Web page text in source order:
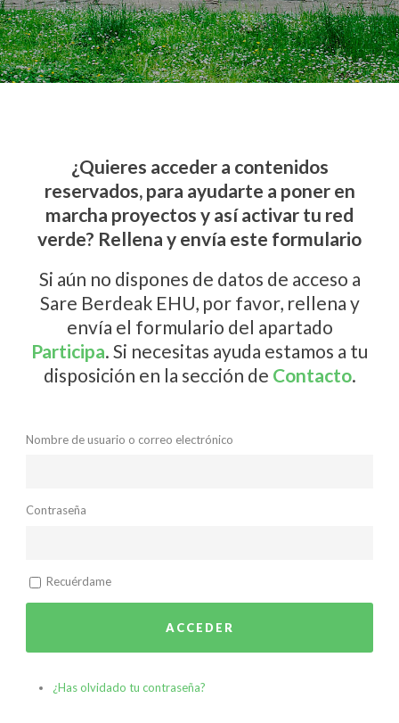
¿Quieres acceder a contenidos
reservados, para ayudarte a poner en
marcha proyectos y así activar tu red
verde? Rellena y envía este formulario
Si aún no dispones de datos de acceso a
Sare Berdeak EHU, por favor, rellena y
envía el formulario del apartado
Participa. Si necesitas ayuda estamos a tu
disposición en la sección de Contacto.
Nombre de usuario o correo electrónico
Contraseña
Recuérdame
ACCEDER
¿Has olvidado tu contraseña?